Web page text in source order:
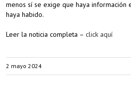
menos sí se exige que haya información
haya habido.
Leer la noticia completa – click aquí
2 mayo 2024